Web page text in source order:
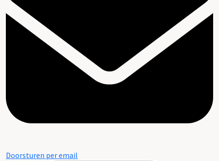
Doorsturen per email